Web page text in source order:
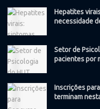
Hepatites
necessidade
Setor de
pacientes por
Inscrições
terminam